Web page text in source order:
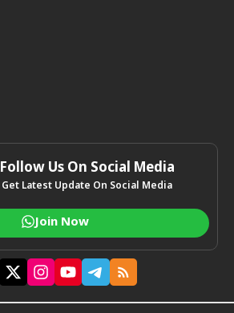
Follow Us On Social Media
Get Latest Update On Social Media
Join Now